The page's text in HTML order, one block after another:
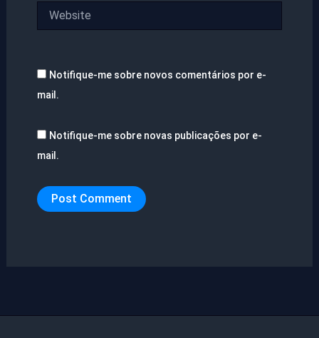
Notifique-me sobre novos comentários por e-
mail.
Notifique-me sobre novas publicações por e-
mail.